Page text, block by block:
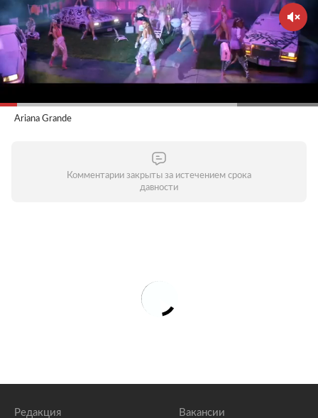
Ariana Grande
Комментарии закрыты за истечением срока
давности
Редакция Вакансии